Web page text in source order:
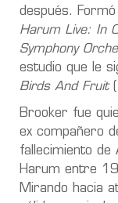
después.
Harum Live: In
Symphony
estudio que le
Birds And Fruit
Brooker fue
ex compañero
fallecimiento de
Harum entre
Mirando hacia